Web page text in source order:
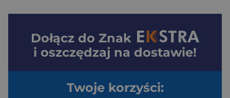
Dołącz do Znak
i oszczędzaj na dostawie!
Twoje korzyści: